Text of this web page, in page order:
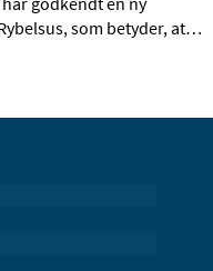
som betyder, at…